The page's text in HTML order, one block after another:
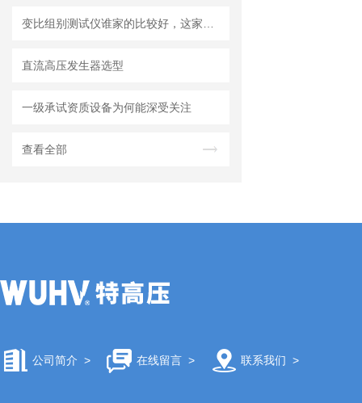
直流高压发生器选型
一级承试资质设备为何能深受关注
查看全部
公司简介 > 在线留言> 联系我们 >